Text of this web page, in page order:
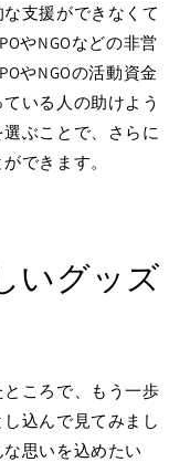
支援ができなくて
やNGOなどの非営
やNGOの活動資金
いる人の助けよう
ぶことで、さらに
できます。
いグッズ
ころで、もう一歩
込んで見てみまし
思いを込めたい